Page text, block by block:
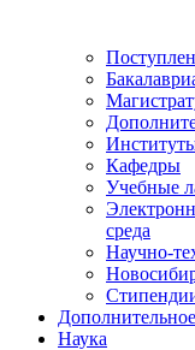
Кафедры
Учебные
среда
Научно-
Наука